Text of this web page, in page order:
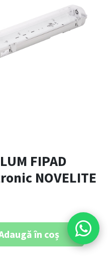
FIPAD
NOVELITE
în coș